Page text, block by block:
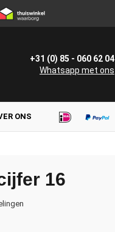
+31 (0) 85 - 060 62 04
Whatsapp met ons
ONS
16